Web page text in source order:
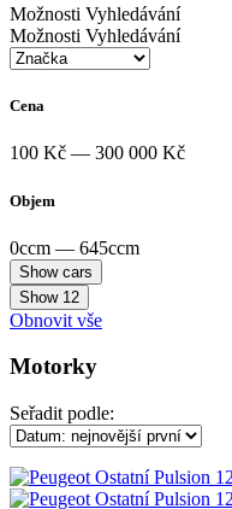
Možnosti Vyhledávání
Možnosti Vyhledávání
Cena
100 Kč — 300 000 Kč
Objem
0ccm — 645ccm
Show 12
Obnovit vše
Motorky
Seřadit podle: